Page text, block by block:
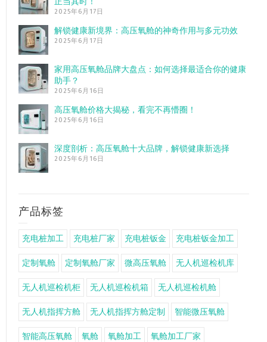
2025年6月17日
解锁健康新境界：高压氧舱的神奇作用与多元功效
2025年6月17日
家用高压氧舱品牌大盘点：如何选择最适合你的健康
助手？
2025年6月16日
高压氧舱价格大揭秘，看完不再懵圈！
2025年6月16日
深度剖析：高压氧舱十大品牌，解锁健康新选择
2025年6月16日
产品标签
充电桩加工 充电桩厂家 充电桩钣金 充电桩钣金加工
定制氧舱 定制氧舱厂家 微高压氧舱 无人机巡检机库
无人机巡检机柜 无人机巡检机箱 无人机巡检机舱
无人机指挥方舱 无人机指挥方舱定制 智能微压氧舱
智能高压氧舱 氧舱 氧舱加工 氧舱加工厂家